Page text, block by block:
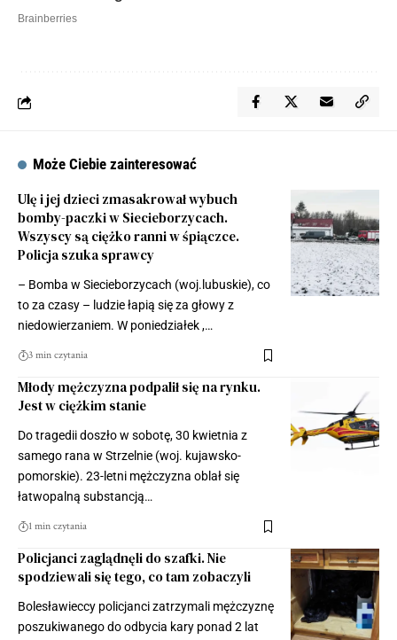
Może Ciebie zainteresować
Ulę i jej dzieci zmasakrował wybuch
bomby-paczki w Siecieborzycach.
Wszyscy są ciężko ranni w śpiączce.
Policja szuka sprawcy
– Bomba w Siecieborzycach (woj.lubuskie), co
to za czasy – ludzie łapią się za głowy z
niedowierzaniem. W poniedziałek ,…
3 min czytania
Młody mężczyzna podpalił się na rynku.
Jest w ciężkim stanie
Do tragedii doszło w sobotę, 30 kwietnia z
samego rana w Strzelnie (woj. kujawsko-
pomorskie). 23-letni mężczyzna oblał się
łatwopalną substancją…
1 min czytania
Policjanci zaglądnęli do szafki. Nie
spodziewali się tego, co tam zobaczyli
Bolesławieccy policjanci zatrzymali mężczyznę
poszukiwanego do odbycia kary ponad 2 lat